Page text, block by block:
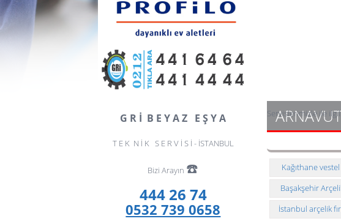
Servislerimizle ile
Kağıthane
makinesi
Başakşehir
İstanbul arçelik
servisi
G R İ B E Y A Z E Ş Y A
T E K N İ K S E R V İ S İ - İSTANBUL
Bizi Arayın ☎️
444 26 74
0532 739 0658